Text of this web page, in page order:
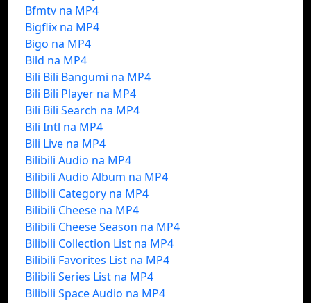
Bfmtv na MP4
Bigflix na MP4
Bigo na MP4
Bild na MP4
Bili Bili Bangumi na MP4
Bili Bili Player na MP4
Bili Bili Search na MP4
Bili Intl na MP4
Bili Live na MP4
Bilibili Audio na MP4
Bilibili Audio Album na MP4
Bilibili Category na MP4
Bilibili Cheese na MP4
Bilibili Cheese Season na MP4
Bilibili Collection List na MP4
Bilibili Favorites List na MP4
Bilibili Series List na MP4
Bilibili Space Audio na MP4